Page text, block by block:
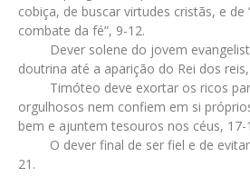
cobiça, de buscar virtudes cristãs, e
combate da fé”, 9-12.
Dever solene do jovem
doutrina até a aparição do Rei dos
Timóteo deve exortar os ricos
orgulhosos nem confiem em si
bem e ajuntem tesouros nos céus, 17-
O dever final de ser fiel e de
21.